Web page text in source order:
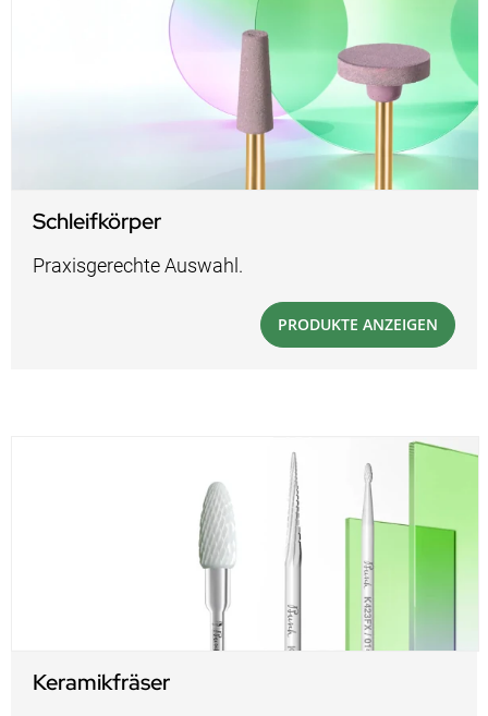
Schleifkörper
Praxisgerechte Auswahl.
PRODUKTE ANZEIGEN
Keramikfräser